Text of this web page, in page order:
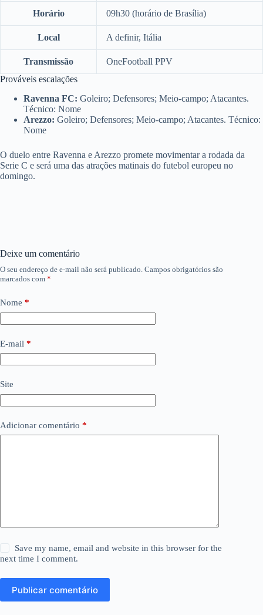
Horário 09h30 (horário de Brasília)
Local A definir, Itália
Transmissão
OneFootball PPV
Prováveis escalações
Ravenna FC: Goleiro; Defensores; Meio-campo; Atacantes.
Técnico: Nome
Arezzo: Goleiro; Defensores; Meio-campo; Atacantes. Técnico:
Nome
O duelo entre Ravenna e Arezzo promete movimentar a rodada da
Serie C e será uma das atrações matinais do futebol europeu no
domingo.
Deixe um comentário
O seu endereço de e-mail não será publicado. Campos obrigatórios são
marcados com *
Nome *
E-mail *
Site
Adicionar comentário *
Save my name, email and website in this browser for the
next time I comment.
Publicar comentário